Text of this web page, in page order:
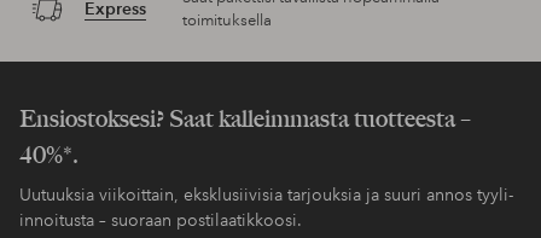
Express
toimituksella
Ensiostoksesi? Saat kalleimmasta tuotteesta –
40%*.
Uutuuksia viikoittain, eksklusiivisia tarjouksia ja suuri annos tyyli-
innoitusta – suoraan postilaatikkoosi.